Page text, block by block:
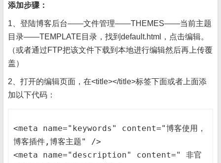
添加步骤：
1、登陆博客后台——文件管理——THEMES——当前主题
目录——TEMPLATE目录，找到default.html，点击编辑。
（或者通过FTP把该文件下载到本地进行编辑然后再上传覆
盖）
2、打开的编辑页面，在<title></title>标签下面或者上面添
加以下代码：
<meta name="keywords" content="博客使用，
博客插件,博客主题" />
<meta name="description" content=" 非官